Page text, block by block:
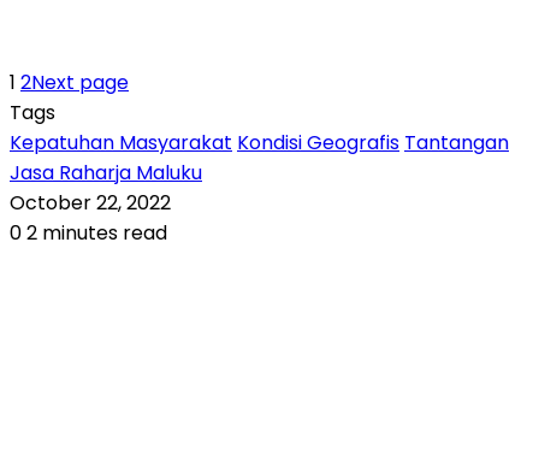
1 2Next page
Tags
Kepatuhan Masyarakat Kondisi Geografis Tantangan
Jasa Raharja Maluku
October 22, 2022
02 minutes read